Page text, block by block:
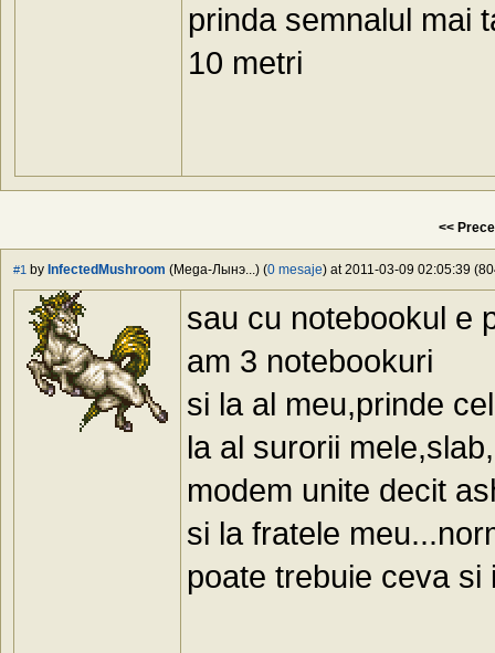
prinda semnalul mai
10 metri
<<
#1 by InfectedMushroom (Mega-Лынэ...) (0 mesaje) at 2011-03-09 02:05:39
sau cu notebookul e
am 3 notebookuri
si la al meu,prinde
la al surorii
modem unite decit
si la fratele
poate trebuie ceva